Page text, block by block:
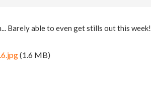
Barely able to even get stills out this week!
(1.6 MB)